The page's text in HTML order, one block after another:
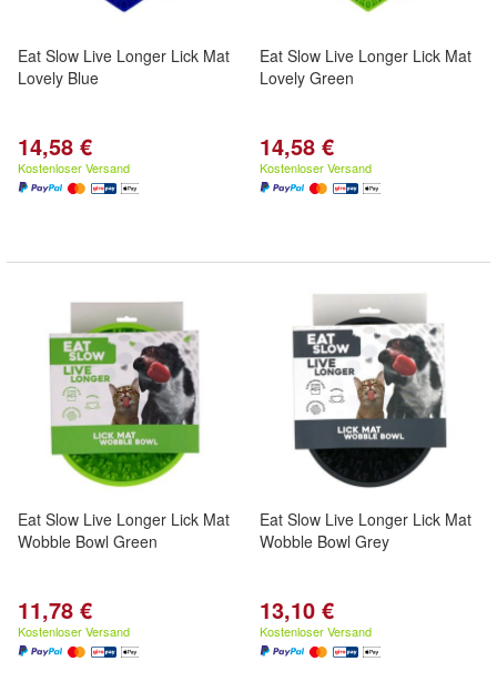
Eat Slow Live Longer Lick Mat
Lovely Blue
14,58 €
Kostenloser Versand
Eat Slow Live Longer Lick Mat
Lovely Green
14,58 €
Kostenloser Versand
Eat Slow Live Longer Lick Mat
Wobble Bowl Green
11,78 €
Kostenloser Versand
Eat Slow Live Longer Lick Mat
Wobble Bowl Grey
13,10 €
Kostenloser Versand